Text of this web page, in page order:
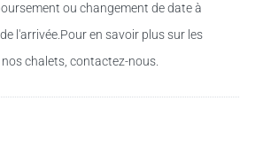
ou changement de date à
l'arrivée.Pour en savoir plus sur les
chalets, contactez-nous.